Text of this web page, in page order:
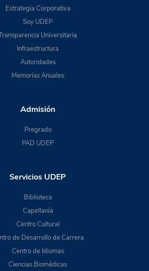
Estrategia Corporativa
Soy UDEP
Universitaria
Infraestructura
Autoridades
Memorias Anuales
Admisión
Pregrado
PAD UDEP
Servicios UDEP
Biblioteca
Capellanía
Centro Cultural
de Desarrollo de Carrera
Centro de Idiomas
Ciencias Biomédicas